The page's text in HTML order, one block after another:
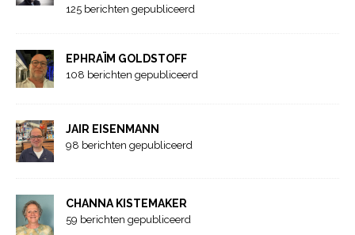
125 berichten gepubliceerd
EPHRAÏM GOLDSTOFF
108 berichten gepubliceerd
JAIR EISENMANN
98 berichten gepubliceerd
CHANNA KISTEMAKER
59 berichten gepubliceerd